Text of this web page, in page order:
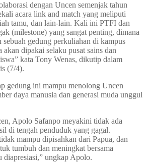
dengan Uncen semenjak tahun
acara link and match yang meliputi
tamu, dan lain-lain. Kali ini PTFI dan
(milestone) yang sangat penting, dimana
gedung perkuliahan di kampus
dipakai selaku pusat sains dan
kata Tony Wenas, dikutip dalam
(7/4).
gedung ini mampu menolong Uncen
daya manusia dan generasi muda unggul
Apolo Safanpo meyakini tidak ada
di tengah penduduk yang gagal.
mampu dipisahkan dari Papua, dan
tumbuh dan meningkat bersama
diapresiasi,” ungkap Apolo.